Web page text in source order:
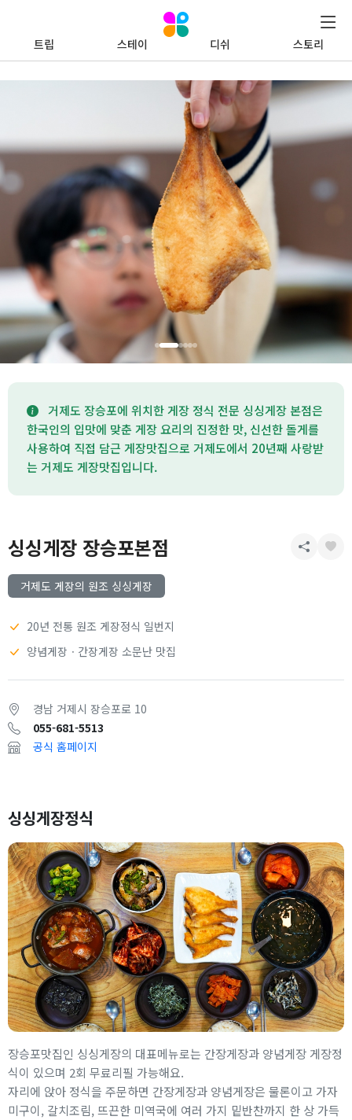
트립 스테이 디쉬 스토리
거제도 장승포에 위치한 게장 정식 전문 싱싱게장 본점은
한국인의 입맛에 맞춘 게장 요리의 진정한 맛, 신선한 돌게를
사용하여 직접 담근 게장맛집으로 거제도에서 20년째 사랑받
는 거제도 게장맛집입니다.
싱싱게장정식
장승포맛집인 싱싱게장의 대표메뉴로는 간장게장과 양념게장 게장정
식이 있으며 2회 무료리필 가능해요.
자리에 앉아 정식을 주문하면 간장게장과 양념게장은 물론이고 가자
미구이, 갈치조림, 뜨끈한 미역국에 여러 가지 밑반찬까지 한 상 가득
싱싱게장 장승포본점
거제도 게장의 원조 싱싱게장
20년 전통 원조 게장정식 일번지
양념게장ㆍ간장게장 소문난 맛집
경남 거제시 장승포로 10
055-681-5513
공식 홈페이지